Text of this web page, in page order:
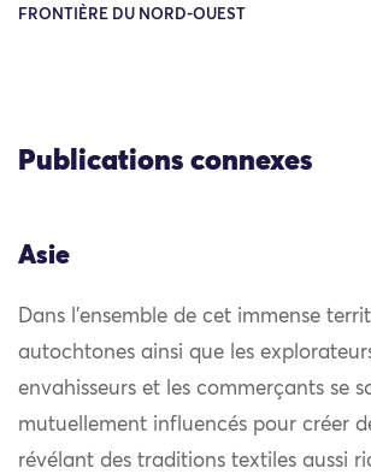
FRONTIÈRE DU NORD-OUEST
Publications connexes
Asie
Dans l’ensemble de cet immense
autochtones ainsi que les
envahisseurs et les commerçants se
mutuellement influencés pour créer
révélant des traditions textiles aussi